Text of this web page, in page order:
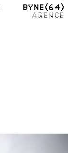
BYNE(64)
AGENCE